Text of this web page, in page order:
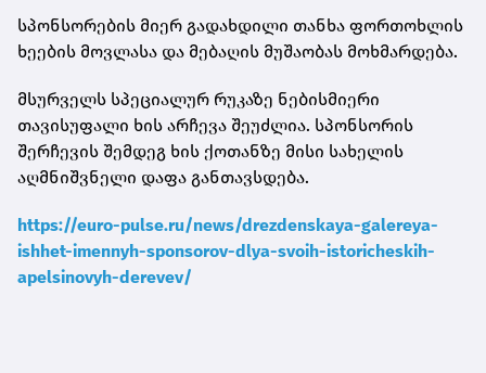
სპონსორების მიერ გადახდილი თანხა ფორთოხლის
ხეების მოვლასა და მებაღის მუშაობას მოხმარდება.
მსურველს სპეციალურ რუკაზე ნებისმიერი
თავისუფალი ხის არჩევა შეუძლია. სპონსორის
შერჩევის შემდეგ ხის ქოთანზე მისი სახელის
აღმნიშვნელი დაფა განთავსდება.
https://euro-pulse.ru/news/drezdenskaya-galereya-
ishhet-imennyh-sponsorov-dlya-svoih-istoricheskih-
apelsinovyh-derevev/